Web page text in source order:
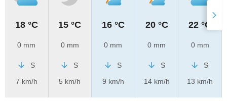
18 °C
0 mm
S
7 km/h
15 °C
0 mm
S
5 km/h
16 °C
0 mm
S
9 km/h
20 °C
0 mm
S
14 km/h
22 °C
0 mm
S
13 km/h